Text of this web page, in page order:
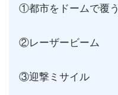
①都市をドームで覆う
②レーザービーム
③迎撃ミサイル